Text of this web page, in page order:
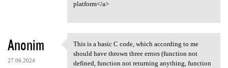
platform</a>
Anonim
27.06.2024
This is a basic C code, which
This is a basic C code, which according to me
should have thrown three errors (function not
defined, function not returning anything, function